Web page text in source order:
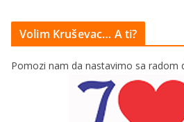
Volim Kruševac… A ti?
Pomozi nam da nastavimo sa radom